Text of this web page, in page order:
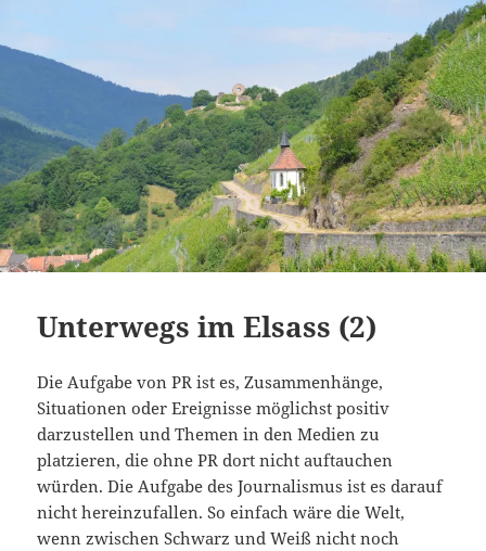
Unterwegs im Elsass (2)
Die Aufgabe von PR ist es, Zusammenhänge,
Situationen oder Ereignisse möglichst positiv
darzustellen und Themen in den Medien zu
platzieren, die ohne PR dort nicht auftauchen
würden. Die Aufgabe des Journalismus ist es darauf
nicht hereinzufallen. So einfach wäre die Welt,
wenn zwischen Schwarz und Weiß nicht noch